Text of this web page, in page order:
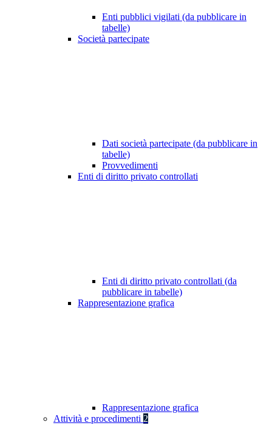
Enti pubblici vigilati (da pubblicare in
tabelle)
Società partecipate
Dati società partecipate (da pubblicare in
tabelle)
Provvedimenti
Enti di diritto privato controllati
Enti di diritto privato controllati (da
pubblicare in tabelle)
Rappresentazione grafica
Rappresentazione grafica
Attività e procedimenti 2